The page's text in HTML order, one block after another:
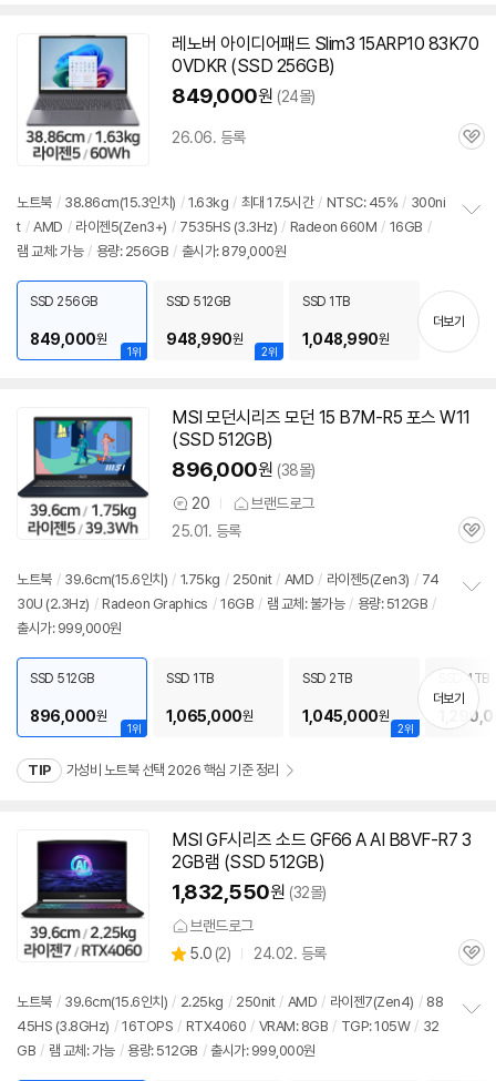
레노버 아이디어패드 Slim3 15ARP10 83K70
0VDKR (SSD 256GB)
849,000원 (24몰)
26.06. 등록
관
노트북 / 38.86cm(15.3인치) / 1.63kg / 최대 17.5시간 / NTSC: 45% / 300ni
t / AMD / 라이젠5(Zen3+) / 7535HS (3.3Hz) / Radeon 660M / 16GB /
램 교체: 가능 / 용량: 256GB / 출시가: 879,000원
기
1위
SSD 256GB
849,000원
2위
SSD 512GB
948,990원
SSD 1TB
1,048,990원
더보기
MSI 모던시리즈 모던 15 B7M-R5 포스 W11
(SSD 512GB)
896,000원 (38몰)
상
품
견
20
브랜드로그
25.01. 등록
관
노트북 / 39.6cm(15.6인치) / 1.75kg / 250nit / AMD / 라이젠5(Zen3) / 74
30U (2.3Hz) / Radeon Graphics / 16GB / 램 교체: 불가능 / 용량: 512GB /
출시가: 999,000원
치
기
1위
SSD 512GB
896,000원
SSD 1TB
1,065,000원
2위
SSD 2TB
1,045,000원
SSD 4TB
더보기
TIP 가성비 노트북 선택 2026 핵심 기준 정리
MSI GF시리즈 소드 GF66 A AI B8VF-R7 3
2GB램 (SSD 512GB)
1,832,550원 (32몰)
브랜드로그
별
5.0 (상
리
뷰
2) 24.02. 등록
관
노트북 / 39.6cm(15.6인치) / 2.25kg / 250nit / AMD / 라이젠7(Zen4) / 88
45HS (3.8GHz) / 16TOPS / RTX4060 / VRAM: 8GB / TGP: 105W / 32
GB / 램 교체: 가능 / 용량: 512GB / 출시가: 999,000원